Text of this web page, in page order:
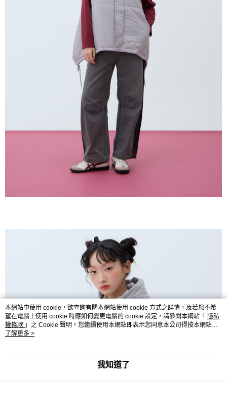
本網站中使用 cookie，欲查詢有關本網站使用 cookie 方式之詳情，及若您不希
望在電腦上使用 cookie 時應如何變更電腦的 cookie 設定，請參閱本網站「 隱私
權條款 」之 Cookie 聲明。您繼續使用本網站即表示您同意本公司得按本網站使
用條款之 Cookie 聲明使用 cookie。
了解更多 >
我知道了